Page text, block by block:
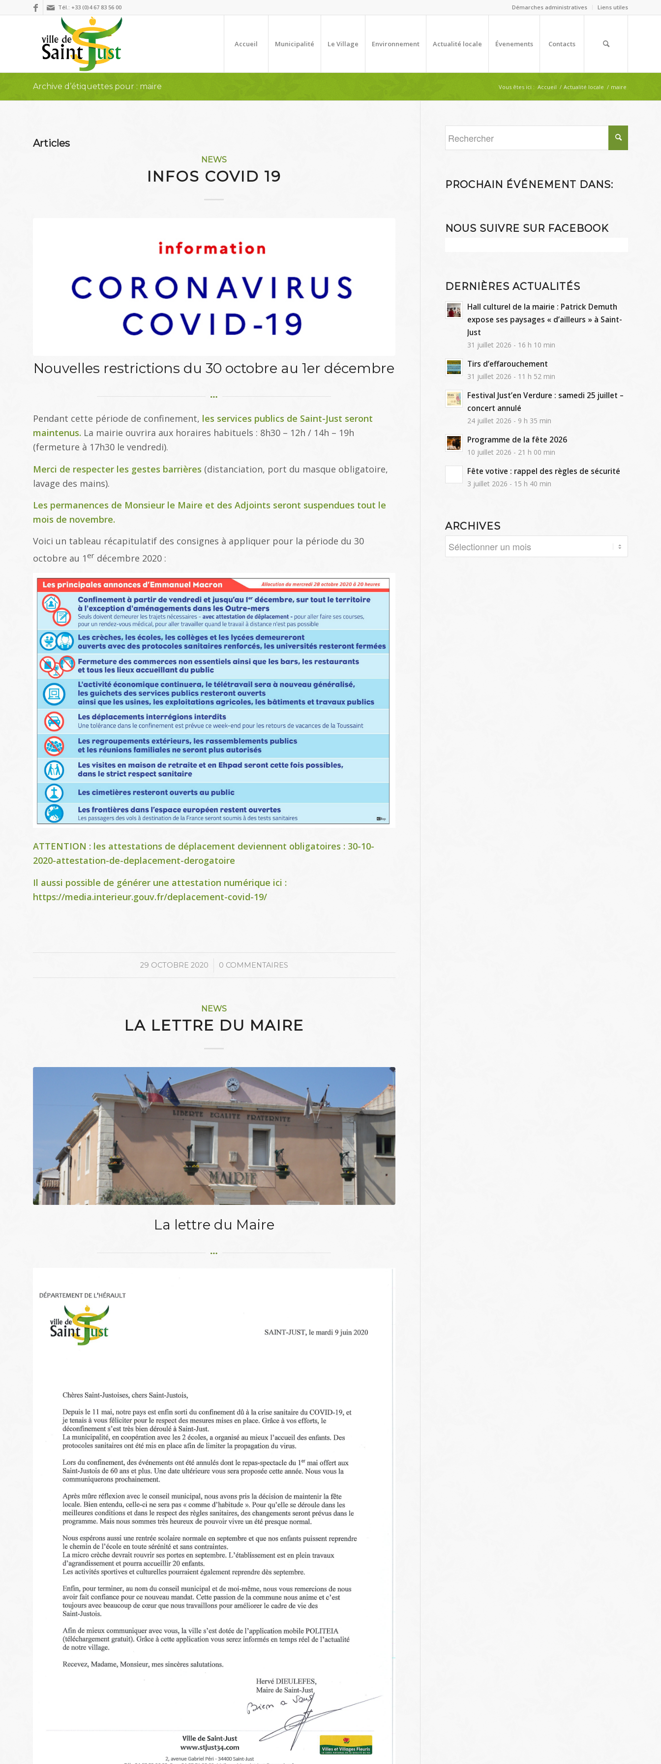
Démarches administratives Liens utiles
Tél.: +33 (0)4 67 83 56 00
Accueil Municipalité Le Village Environnement Actualité locale Évenements Contacts
Archive d’étiquettes pour : maire Vous êtes ici : Accueil / Actualité locale / maire
Articles
NEWS
INFOS COVID 19
Nouvelles restrictions du 30 octobre au 1er décembre
Pendant cette période de confinement, les services publics de Saint-Just seront
maintenus. La mairie ouvrira aux horaires habituels : 8h30 – 12h / 14h – 19h
(fermeture à 17h30 le vendredi).
Merci de respecter les gestes barrières (distanciation, port du masque obligatoire,
lavage des mains).
Les permanences de Monsieur le Maire et des Adjoints seront suspendues tout le
mois de novembre.
Voici un tableau récapitulatif des consignes à appliquer pour la période du 30
octobre au 1er décembre 2020 :
ATTENTION : les attestations de déplacement deviennent obligatoires : 30-10-
2020-attestation-de-deplacement-derogatoire
Il aussi possible de générer une attestation numérique ici :
https://media.interieur.gouv.fr/deplacement-covid-19/
29 OCTOBRE 2020
/ 0 COMMENTAIRES
NEWS
LA LETTRE DU MAIRE
La lettre du Maire
PROCHAIN ÉVÉNEMENT DANS:
NOUS SUIVRE SUR FACEBOOK
DERNIÈRES ACTUALITÉS
Hall culturel de la mairie : Patrick Demuth
expose ses paysages « d’ailleurs » à Saint-
Just
31 juillet 2026 - 16 h 10 min
Tirs d’effarouchement
31 juillet 2026 - 11 h 52 min
Festival Just’en Verdure : samedi 25 juillet –
concert annulé
24 juillet 2026 - 9 h 35 min
Programme de la fête 2026
10 juillet 2026 - 21 h 00 min
Fête votive : rappel des règles de sécurité
3 juillet 2026 - 15 h 40 min
ARCHIVES